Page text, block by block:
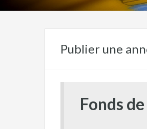
Publier une
Fonds